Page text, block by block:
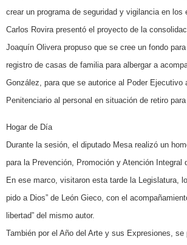
crear un programa de seguridad y vigilancia en
Carlos Rovira presentó el proyecto de la
Joaquín Olivera propuso que se cree un fondo
registro de casas de familia para albergar a
González, para que se autorice al Poder
Penitenciario al personal en situación de retiro
Hogar de Día
Durante la sesión, el diputado Mesa realizó un
para la Prevención, Promoción y Atención Integral
En ese marco, visitaron esta tarde la Legislatura,
pido a Dios” de León Gieco, con el
libertad” del mismo autor.
También por el Año del Arte y sus Expresiones,